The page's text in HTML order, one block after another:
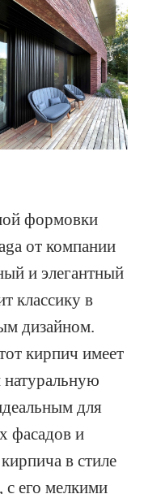
формовки
от компании
и элегантный
классику в
дизайном.
кирпич имеет
натуральную
для
фасадов и
в стиле
с его мелкими